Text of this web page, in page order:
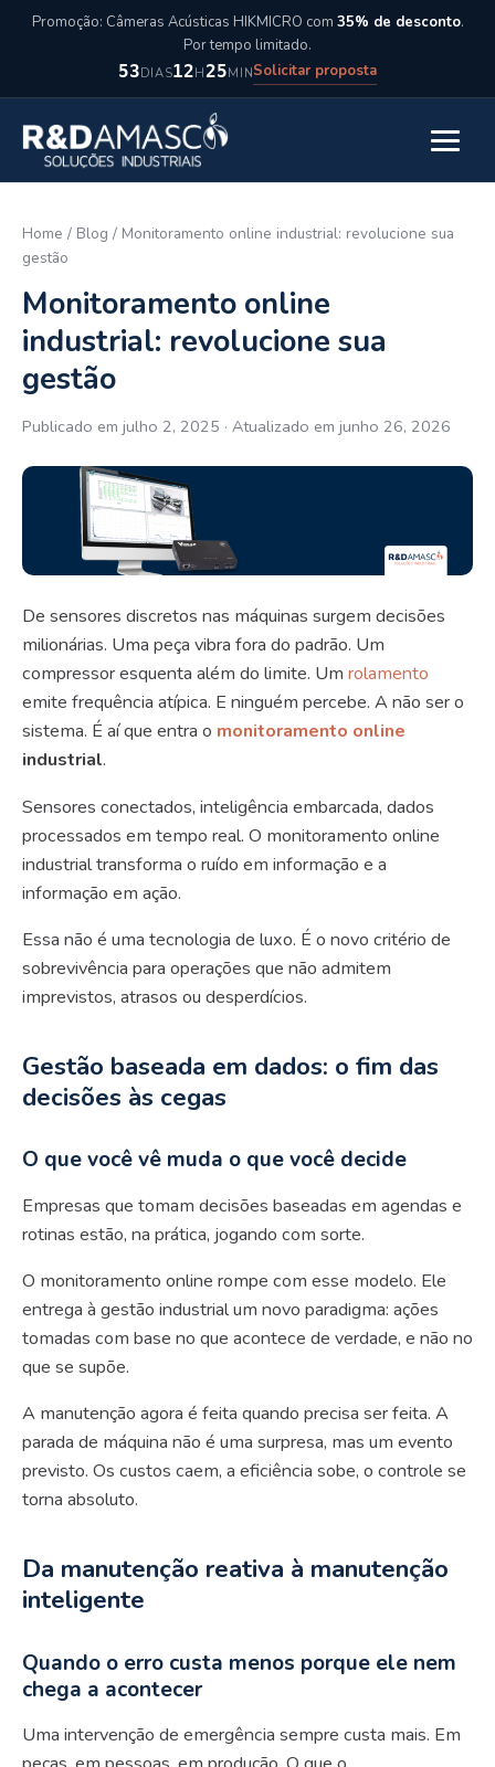
Pular para o conteúdo
Promoção: Câmeras Acústicas HIKMICRO com 35% de desconto.
Por tempo limitado.
53DIAS12H 25MINSolicitar proposta
Abrir
Home / Blog / Monitoramento online industrial: revolucione sua
gestão
Monitoramento online
industrial: revolucione sua
gestão
Publicado em julho 2, 2025 · Atualizado em junho 26, 2026
De sensores discretos nas máquinas surgem decisões
milionárias. Uma peça vibra fora do padrão. Um
compressor esquenta além do limite. Um rolamento
emite frequência atípica. E ninguém percebe. A não ser o
sistema. É aí que entra o monitoramento online
industrial.
Sensores conectados, inteligência embarcada, dados
processados em tempo real. O monitoramento online
industrial transforma o ruído em informação e a
informação em ação.
Essa não é uma tecnologia de luxo. É o novo critério de
sobrevivência para operações que não admitem
imprevistos, atrasos ou desperdícios.
Gestão baseada em dados: o fim das
decisões às cegas
O que você vê muda o que você decide
Empresas que tomam decisões baseadas em agendas e
rotinas estão, na prática, jogando com sorte.
O monitoramento online rompe com esse modelo. Ele
entrega à gestão industrial um novo paradigma: ações
tomadas com base no que acontece de verdade, e não no
que se supõe.
A manutenção agora é feita quando precisa ser feita. A
parada de máquina não é uma surpresa, mas um evento
previsto. Os custos caem, a eficiência sobe, o controle se
torna absoluto.
Da manutenção reativa à manutenção
inteligente
Quando o erro custa menos porque ele nem
chega a acontecer
Uma intervenção de emergência sempre custa mais. Em